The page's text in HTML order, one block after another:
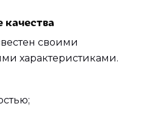
качества
своими
характеристиками.